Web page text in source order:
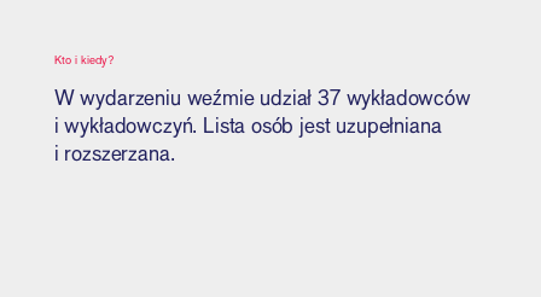
Kto i kiedy?
W wydarzeniu weźmie udział 37 wykładowców
i wykładowczyń. Lista osób jest uzupełniana
i rozszerzana.